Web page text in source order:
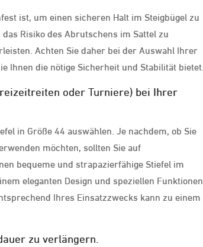
ist, um einen sicheren Halt im Steigbügel zu
Risiko des Abrutschens im Sattel zu
Achten Sie daher bei der Auswahl Ihrer
Ihnen die nötige Sicherheit und Stabilität bietet.
oder Turniere) bei Ihrer
in Größe 44 auswählen. Je nachdem, ob Sie
möchten, sollten Sie auf
bequeme und strapazierfähige Stiefel im
eleganten Design und speziellen Funktionen
Ihres Einsatzzwecks kann zu einem
zu verlängern.